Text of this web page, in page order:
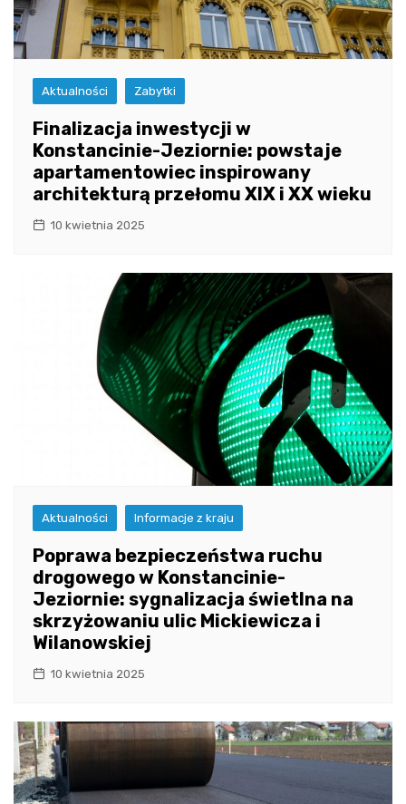
Aktualności Zabytki
Finalizacja inwestycji w
Konstancinie-Jeziornie: powstaje
apartamentowiec inspirowany
architekturą przełomu XIX i XX wieku
10 kwietnia 2025
Aktualności Informacje z kraju
Poprawa bezpieczeństwa ruchu
drogowego w Konstancinie-
Jeziornie: sygnalizacja świetlna na
skrzyżowaniu ulic Mickiewicza i
Wilanowskiej
10 kwietnia 2025